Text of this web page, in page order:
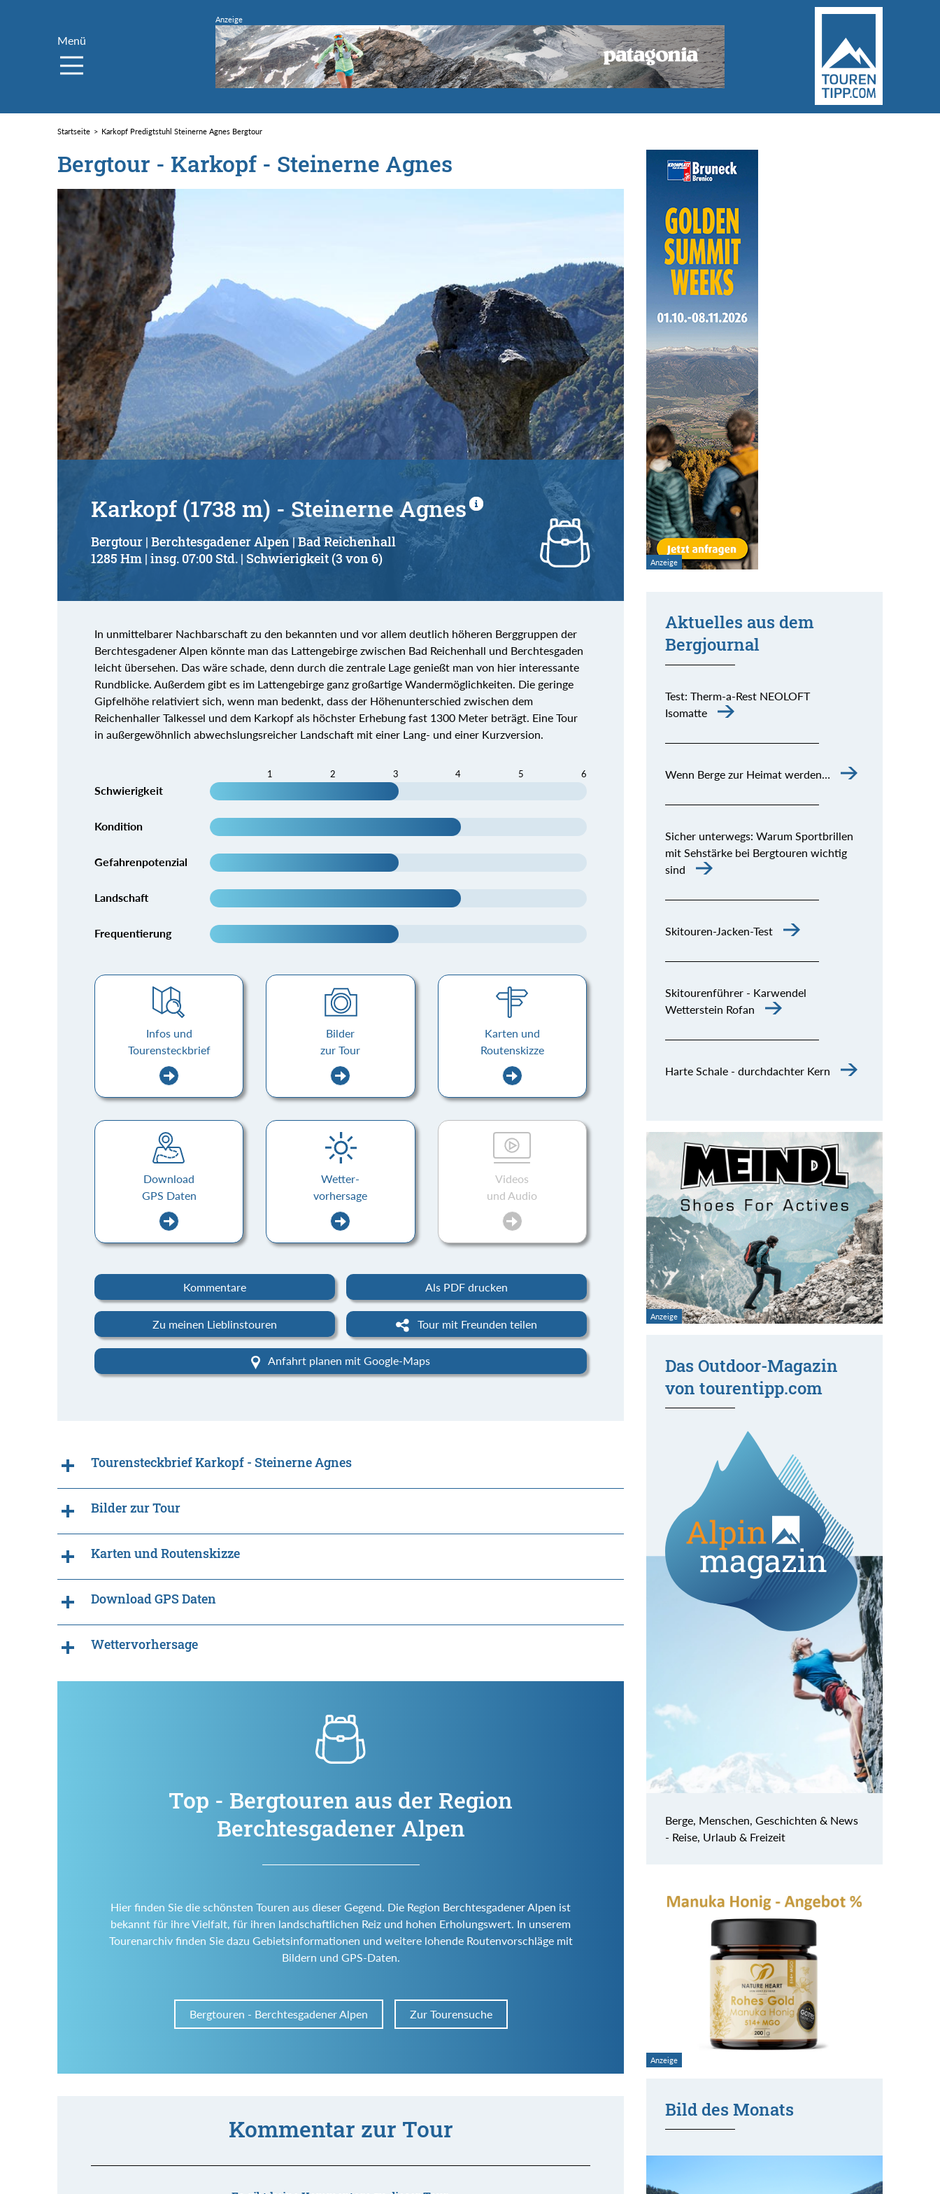
Menü
Startseite Karkopf Predigtstuhl Steinerne Agnes Bergtour
Bergtour - Karkopf - Steinerne Agnes
Karkopf (1738 m) - Steinerne Agnes
Bergtour | Berchtesgadener Alpen | Bad Reichenhall
1285 Hm | insg. 07:00 Std. | Schwierigkeit (3 von 6)
In unmittelbarer Nachbarschaft zu den bekannten und vor allem deutlich höheren Berggruppen der
Berchtesgadener Alpen könnte man das Lattengebirge zwischen Bad Reichenhall und Berchtesgaden
leicht übersehen. Das wäre schade, denn durch die zentrale Lage genießt man von hier interessante
Rundblicke. Außerdem gibt es im Lattengebirge ganz großartige Wandermöglichkeiten. Die geringe
Gipfelhöhe relativiert sich, wenn man bedenkt, dass der Höhenunterschied zwischen dem
Reichenhaller Talkessel und dem Karkopf als höchster Erhebung fast 1300 Meter beträgt. Eine Tour
in außergewöhnlich abwechslungsreicher Landschaft mit einer Lang- und einer Kurzversion.
1 2 3 4 5 6
Schwierigkeit
Kondition
Gefahrenpotenzial
Landschaft
Frequentierung
Infos und
Tourensteckbrief
Bilder
zur Tour
Karten und
Routenskizze
Download
GPS Daten
Wetter-
vorhersage
Videos
und Audio
Kommentare Als PDF drucken
Zu meinen Lieblinstouren Tour mit Freunden teilen
Anfahrt planen mit Google-Maps
Tourensteckbrief Karkopf - Steinerne Agnes
Bilder zur Tour
Karten und Routenskizze
Download GPS Daten
Wettervorhersage
Top - Bergtouren aus der Region
Berchtesgadener Alpen
Hier finden Sie die schönsten Touren aus dieser Gegend. Die Region Berchtesgadener Alpen ist
bekannt für ihre Vielfalt, für ihren landschaftlichen Reiz und hohen Erholungswert. In unserem
Tourenarchiv finden Sie dazu Gebietsinformationen und weitere lohende Routenvorschläge mit
Bildern und GPS-Daten.
Bergtouren - Berchtesgadener Alpen Zur Tourensuche
Kommentar zur Tour
Aktuelles aus dem
Bergjournal
Test: Therm-a-Rest NEOLOFT
Isomatte
Wenn Berge zur Heimat werden…
Sicher unterwegs: Warum Sportbrillen
mit Sehstärke bei Bergtouren wichtig
sind
Skitouren-Jacken-Test
Skitourenführer - Karwendel
Wetterstein Rofan
Harte Schale - durchdachter Kern
Das Outdoor-Magazin
von tourentipp.com
Berge, Menschen, Geschichten & News
- Reise, Urlaub & Freizeit
Bild des Monats